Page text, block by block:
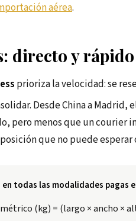
aérea.
directo y
prioriza la velocidad: se
Desde China a Madrid,
pero menos que un courier
que no puede
en todas las modalidades pagas
(kg) = (largo × ancho ×